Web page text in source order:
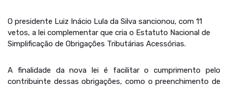
O presidente Luiz Inácio Lula da Silva sancionou, com 11
vetos, a lei complementar que cria o Estatuto Nacional de
Simplificação de Obrigações Tributárias Acessórias.
A finalidade da nova lei é facilitar o cumprimento pelo
contribuinte dessas obrigações, como o preenchimento de